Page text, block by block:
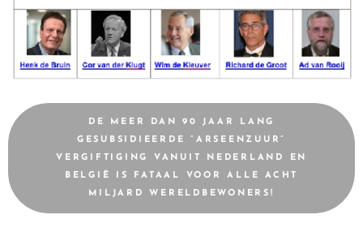
DE MEER DAN 90 JAAR LANG
GESUBSIDIEERDE “ARSEENZUUR”
VERGIFTIGING VANUIT NEDERLAND EN
BELGIË IS FATAAL VOOR ALLE ACHT
MILJARD WERELDBEWONERS!